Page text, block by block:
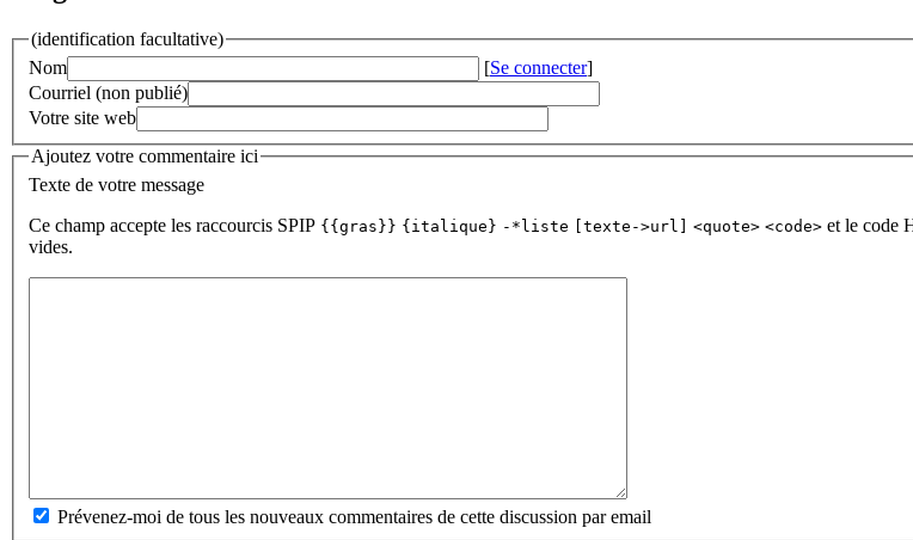
(identification facultative)
Nom
[Se connecter]
Courriel (non publié)
Votre site web
Ajoutez votre commentaire ici
Texte de votre message
Ce champ accepte les raccourcis SPIP {{gras}} {italique} -*liste [texte->url] <quote> <code> et le code
vides.
Prévenez-moi de tous les nouveaux commentaires de cette discussion par email